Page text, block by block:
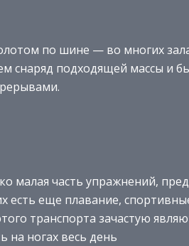
по шине — во многих
снаряд подходящей массы и
малая часть упражнений,
есть еще плавание,
транспорта зачастую
на ногах весь день